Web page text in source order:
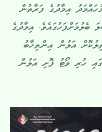
އިމާދުގެ ފަރާތުން
ބެލުމަށްފަހުގައެވެ. އިމާދުގެ
އަލުން އިންތިޚާބު
ހުރި ވޯޓު ފޮށި އަލުން